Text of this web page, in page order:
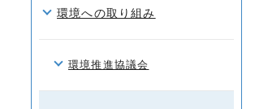
環境への取り組み
環境推進協議会